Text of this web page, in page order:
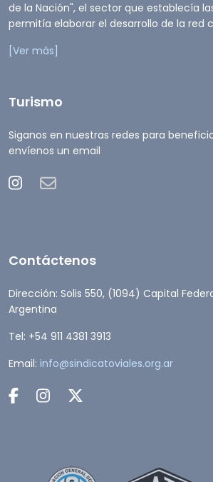
de la Nación", el sector que establecía
permitía elaborar el desarrollo de la red
[Ver más]
Turismo
Siganos en nuestras redes para
envíenos un email
Contáctenos
Dirección: Solis 550, (1094) Capital
Argentina
Tel: +54 911 4381 3913
Email: info@sindicatoviales.org.ar